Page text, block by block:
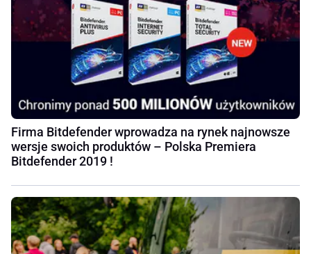
Firma Bitdefender wprowadza na rynek najnowsze
wersje swoich produktów – Polska Premiera
Bitdefender 2019 !